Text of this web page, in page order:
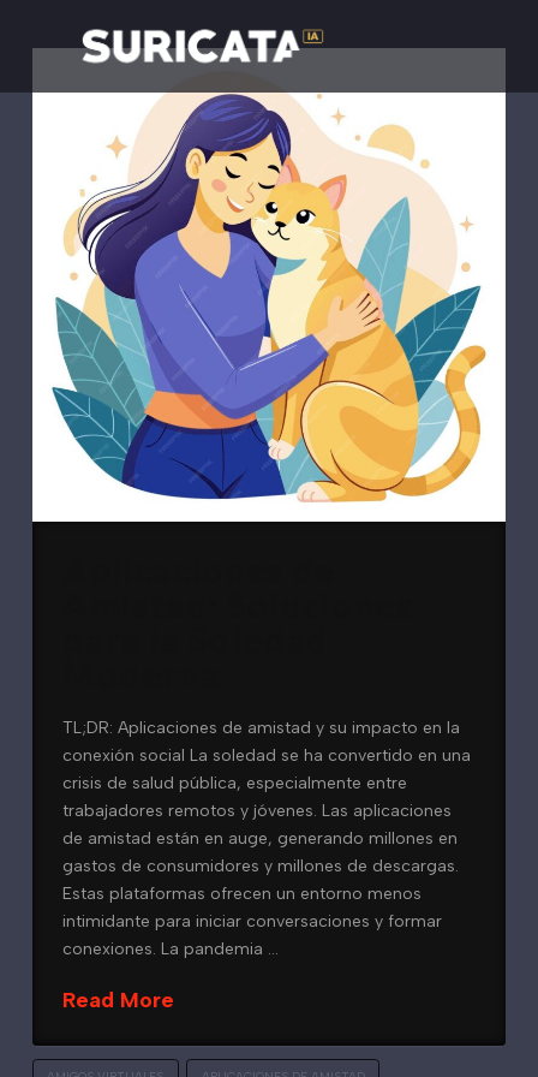
TL;DR: Aplicaciones de amistad y su impacto en la
conexión social La soledad se ha convertido en una
crisis de salud pública, especialmente entre
trabajadores remotos y jóvenes. Las aplicaciones
de amistad están en auge, generando millones en
gastos de consumidores y millones de descargas.
Estas plataformas ofrecen un entorno menos
intimidante para iniciar conversaciones y formar
conexiones. La pandemia …
Read More